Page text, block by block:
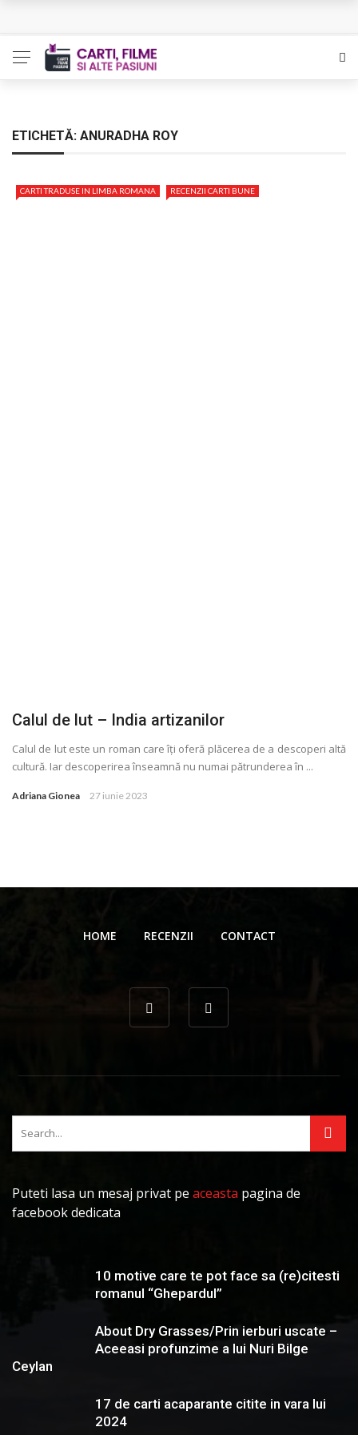
The Man Who Sold Air in the Holy Land – Generatia care
Queer – Un Burroughs sentimental
Luati-ma drept un vis. Povestiri in K. minor – Dor de Kafka
ETICHETĂ: ANURADHA ROY
CARTI TRADUSE IN LIMBA ROMANA RECENZII CARTI BUNE
Calul de lut – India artizanilor
Calul de lut este un roman care îţi oferă plăcerea de a descoperi altă
cultură. Iar descoperirea înseamnă nu numai pătrunderea în ...
Adriana Gionea 27 iunie 2023
HOME RECENZII CONTACT
Puteti lasa un mesaj privat pe aceasta pagina de
facebook dedicata
10 motive care te pot face sa (re)citesti
romanul “Ghepardul”
About Dry Grasses/Prin ierburi uscate –
Aceeasi profunzime a lui Nuri Bilge
Ceylan
17 de carti acaparante citite in vara lui
2024